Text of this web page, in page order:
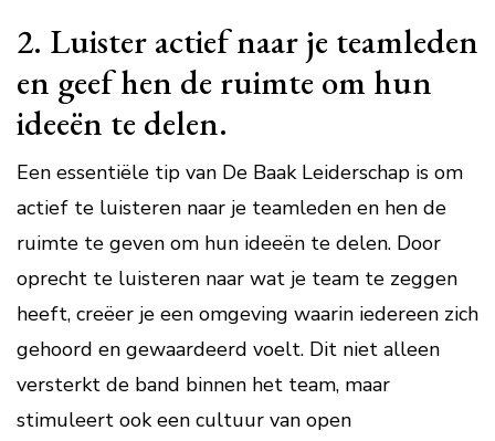
2. Luister actief naar je teamleden
en geef hen de ruimte om hun
ideeën te delen.
Een essentiële tip van De Baak Leiderschap is om
actief te luisteren naar je teamleden en hen de
ruimte te geven om hun ideeën te delen. Door
oprecht te luisteren naar wat je team te zeggen
heeft, creëer je een omgeving waarin iedereen zich
gehoord en gewaardeerd voelt. Dit niet alleen
versterkt de band binnen het team, maar
stimuleert ook een cultuur van open